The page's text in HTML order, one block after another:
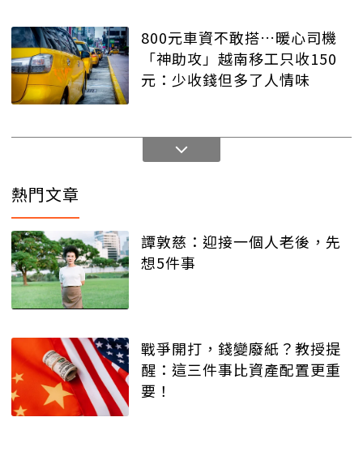
800元車資不敢搭…暖心司機
「神助攻」越南移工只收150
元：少收錢但多了人情味
熱門文章
譚敦慈：迎接一個人老後，先
想5件事
戰爭開打，錢變廢紙？教授提
醒：這三件事比資產配置更重
要！